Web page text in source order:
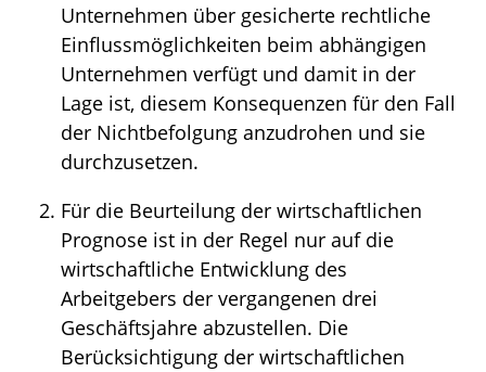
Unternehmen über gesicherte rechtliche
Einflussmöglichkeiten beim abhängigen
Unternehmen verfügt und damit in der
Lage ist, diesem Konsequenzen für den Fall
der Nichtbefolgung anzudrohen und sie
durchzusetzen.
Für die Beurteilung der wirtschaftlichen
Prognose ist in der Regel nur auf die
wirtschaftliche Entwicklung des
Arbeitgebers der vergangenen drei
Geschäftsjahre abzustellen. Die
Berücksichtigung der wirtschaftlichen